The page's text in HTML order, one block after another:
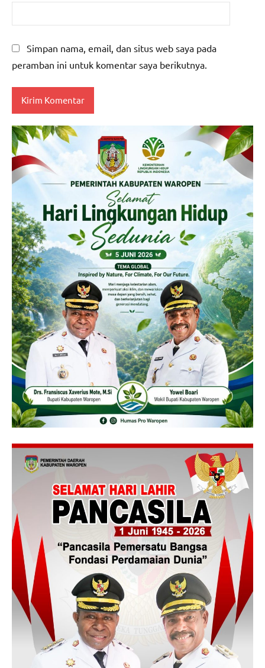
Simpan nama, email, dan situs web saya pada
peramban ini untuk komentar saya berikutnya.